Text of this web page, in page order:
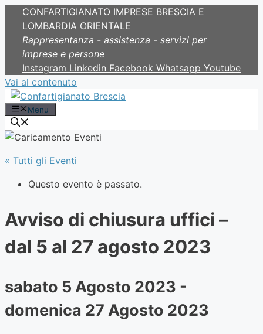
CONFARTIGIANATO IMPRESE BRESCIA E
LOMBARDIA ORIENTALE
Rappresentanza - assistenza - servizi per
imprese e persone
Instagram Linkedin Facebook Whatsapp Youtube
Vai al contenuto
Menu
« Tutti gli Eventi
Questo evento è passato.
Avviso di chiusura uffici –
dal 5 al 27 agosto 2023
sabato 5 Agosto 2023 -
domenica 27 Agosto 2023